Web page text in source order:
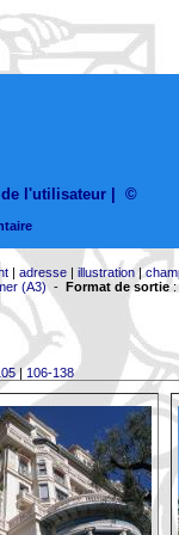
l'utilisateur ©
| adresse| illustration|
(A3)- Format de sortie:
| 106-138